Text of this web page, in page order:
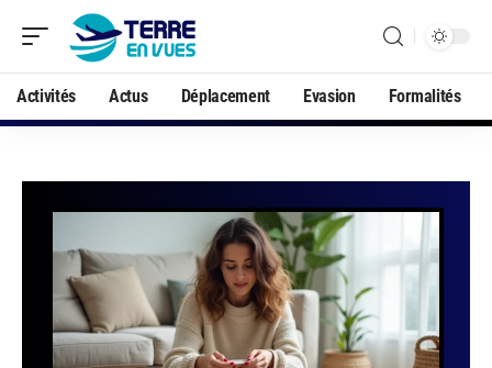
Activités Actus Déplacement Evasion Formalités